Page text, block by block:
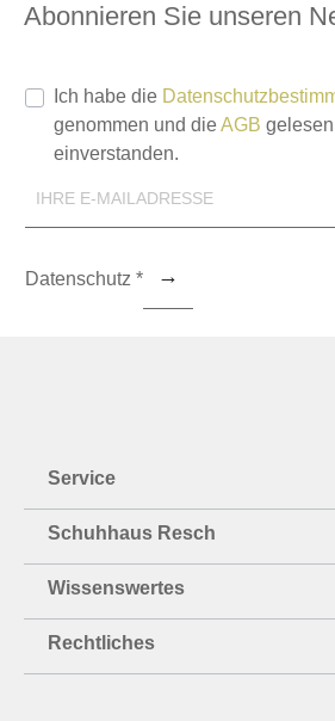
Abonnieren Sie unseren
Datenschutz *
Ich habe die
genommen und dieAGB
einverstanden.
Service
Schuhhaus Resch
Wissenswertes
Rechtliches